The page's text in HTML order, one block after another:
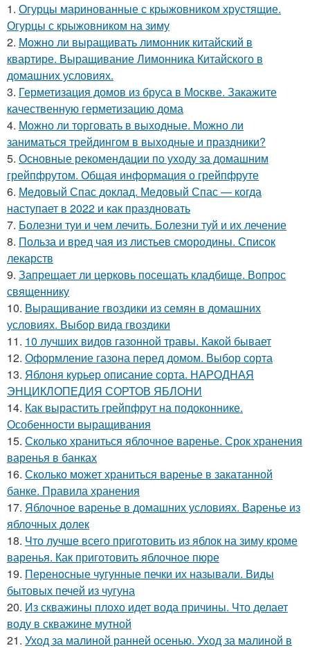
1. Огурцы маринованные с крыжовником хрустящие.
Огурцы с крыжовником на зиму
2. Можно ли выращивать лимонник китайский в
квартире. Выращивание Лимонника Китайского в
домашних условиях.
3. Герметизация домов из бруса в Москве. Закажите
качественную герметизацию дома
4. Можно ли торговать в выходные. Можно ли
заниматься трейдингом в выходные и праздники?
5. Основные рекомендации по уходу за домашним
грейпфрутом. Общая информация о грейпфруте
6. Медовый Спас доклад. Медовый Спас — когда
наступает в 2022 и как праздновать
7. Болезни туи и чем лечить. Болезни туй и их лечение
8. Польза и вред чая из листьев смородины. Список
лекарств
9. Запрещает ли церковь посещать кладбище. Вопрос
священнику
10. Выращивание гвоздики из семян в домашних
условиях. Выбор вида гвоздики
11. 10 лучших видов газонной травы. Какой бывает
12. Оформление газона перед домом. Выбор сорта
13. Яблоня курьер описание сорта. НАРОДНАЯ
ЭНЦИКЛОПЕДИЯ СОРТОВ ЯБЛОНИ
14. Как вырастить грейпфрут на подоконнике.
Особенности выращивания
15. Сколько храниться яблочное варенье. Срок хранения
варенья в банках
16. Сколько может храниться варенье в закатанной
банке. Правила хранения
17. Яблочное варенье в домашних условиях. Варенье из
яблочных долек
18. Что лучше всего приготовить из яблок на зиму кроме
варенья. Как приготовить яблочное пюре
19. Переносные чугунные печки их называли. Виды
бытовых печей из чугуна
20. Из скважины плохо идет вода причины. Что делает
воду в скважине мутной
21. Уход за малиной ранней осенью. Уход за малиной в